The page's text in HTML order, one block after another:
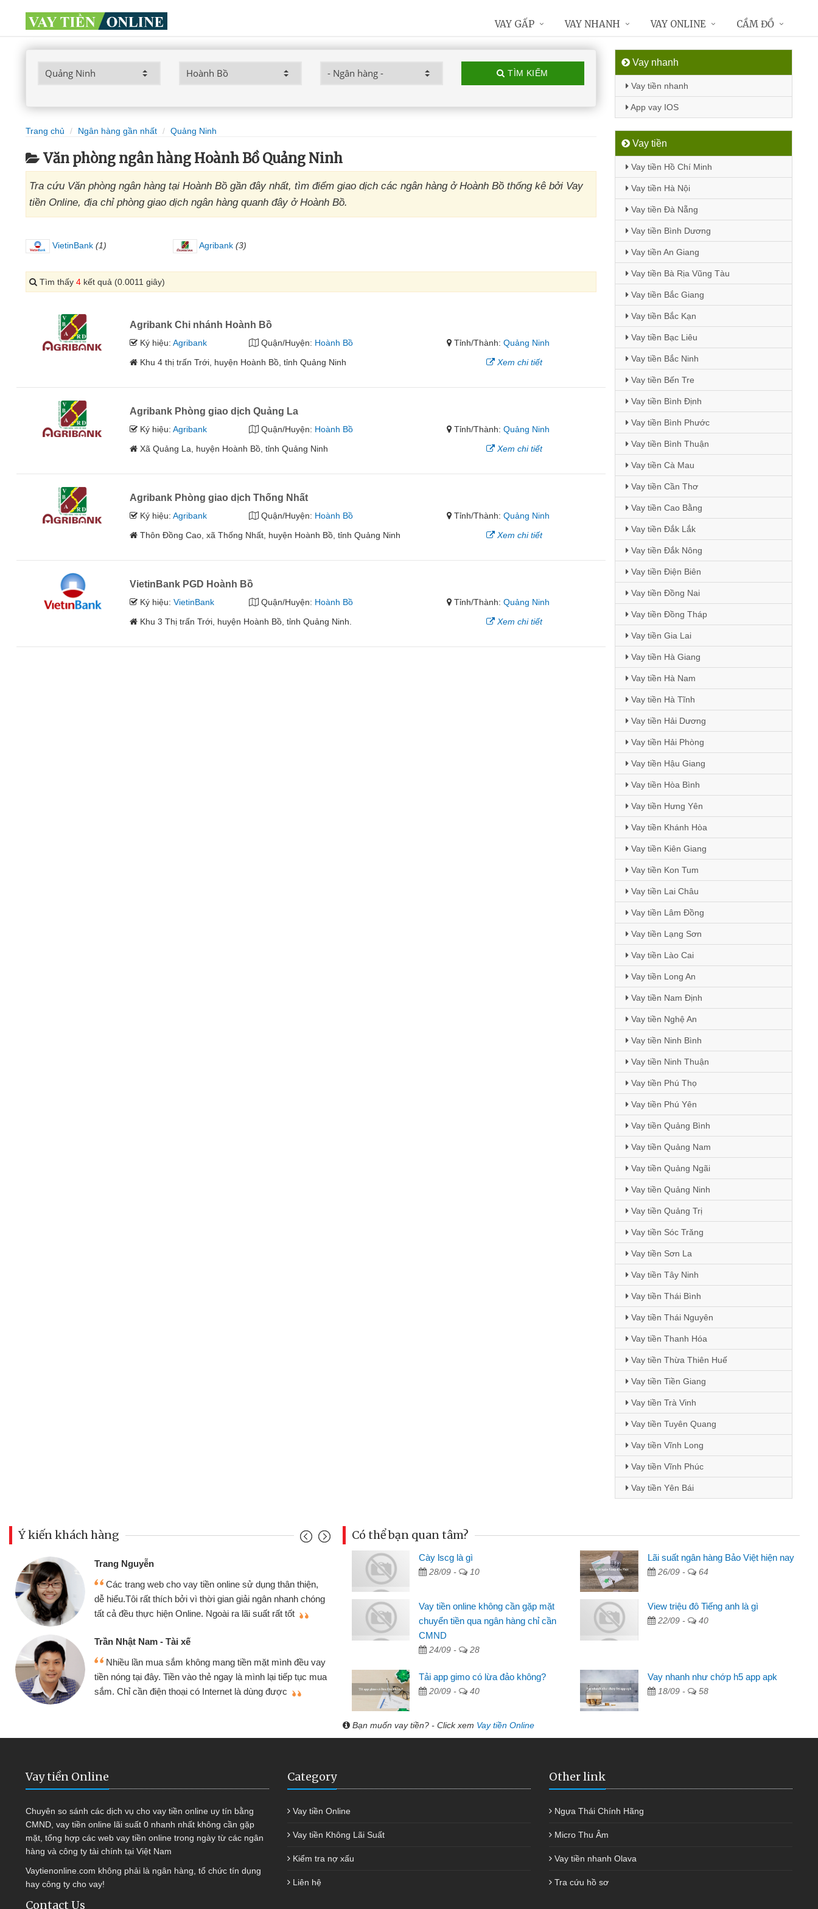
TÌM KIẾM
Trang chủ Ngân hàng gần nhất Quảng Ninh
Văn phòng ngân hàng Hoành Bồ Quảng Ninh
Tra cứu Văn phòng ngân hàng tại Hoành Bồ gần đây nhất, tìm điểm giao dịch các ngân hàng ở Hoành Bồ thống kê bởi Vay
tiền Online, địa chỉ phòng giao dịch ngân hàng quanh đây ở Hoành Bồ.
VietinBank (1) Agribank (3)
Tìm thấy 4 kết quả (0.0011 giây)
Agribank Chi nhánh Hoành Bồ
Ký hiệu:Agribank Quận/Huyện: Hoành Bồ Tỉnh/Thành:Quảng Ninh
Khu 4 thị trấn Trới, huyện Hoành Bồ, tỉnh Quảng Ninh
Xem chi tiết
Agribank Phòng giao dịch Quảng La
Ký hiệu:Agribank Quận/Huyện: Hoành Bồ Tỉnh/Thành:Quảng Ninh
Xã Quảng La, huyện Hoành Bồ, tỉnh Quảng Ninh
Xem chi tiết
Agribank Phòng giao dịch Thống Nhất
Ký hiệu:Agribank Quận/Huyện: Hoành Bồ Tỉnh/Thành:Quảng Ninh
Thôn Đồng Cao, xã Thống Nhất, huyện Hoành Bồ, tỉnh Quảng Ninh
Xem chi tiết
VietinBank PGD Hoành Bồ
Ký hiệu:VietinBank Quận/Huyện: Hoành Bồ Tỉnh/Thành:Quảng Ninh
Khu 3 Thị trấn Trới, huyện Hoành Bồ, tỉnh Quảng Ninh.
Xem chi tiết
Vay nhanh
Vay tiền nhanh
App vay IOS
Vay tiền
Vay tiền Hồ Chí Minh
Vay tiền Hà Nội
Vay tiền Đà Nẵng
Vay tiền Bình Dương
Vay tiền An Giang
Vay tiền Bà Rịa Vũng Tàu
Vay tiền Bắc Giang
Vay tiền Bắc Kạn
Vay tiền Bạc Liêu
Vay tiền Bắc Ninh
Vay tiền Bến Tre
Vay tiền Bình Định
Vay tiền Bình Phước
Vay tiền Bình Thuận
Vay tiền Cà Mau
Vay tiền Cần Thơ
Vay tiền Cao Bằng
Vay tiền Đắk Lắk
Vay tiền Đắk Nông
Vay tiền Điện Biên
Vay tiền Đồng Nai
Vay tiền Đồng Tháp
Vay tiền Gia Lai
Vay tiền Hà Giang
Vay tiền Hà Nam
Vay tiền Hà Tĩnh
Vay tiền Hải Dương
Vay tiền Hải Phòng
Vay tiền Hậu Giang
Vay tiền Hòa Bình
Vay tiền Hưng Yên
Vay tiền Khánh Hòa
Vay tiền Kiên Giang
Vay tiền Kon Tum
Vay tiền Lai Châu
Vay tiền Lâm Đồng
Vay tiền Lạng Sơn
Vay tiền Lào Cai
Vay tiền Long An
Vay tiền Nam Định
Vay tiền Nghệ An
Vay tiền Ninh Bình
Vay tiền Ninh Thuận
Vay tiền Phú Thọ
Vay tiền Phú Yên
Vay tiền Quảng Bình
Vay tiền Quảng Nam
Vay tiền Quảng Ngãi
Vay tiền Quảng Ninh
Vay tiền Quảng Trị
Vay tiền Sóc Trăng
Vay tiền Sơn La
Vay tiền Tây Ninh
Vay tiền Thái Bình
Vay tiền Thái Nguyên
Vay tiền Thanh Hóa
Vay tiền Thừa Thiên Huế
Vay tiền Tiền Giang
Vay tiền Trà Vinh
Vay tiền Tuyên Quang
Vay tiền Vĩnh Long
Vay tiền Vĩnh Phúc
Vay tiền Yên Bái
VAY GẤP VAY NHANH VAY ONLINE CẦM ĐỒ
Ý kiến khách hàng
tiền online sử dụng thân thiện,
thời gian giải ngân nhanh chóng
Ngoài ra lãi suất rất tốt
mang tiền mặt mình đều vay
thẻ ngay là mình lại tiếp tục mua
có Internet là dùng được
Mình cần tiền gấp nên định cầm cố chiếc xe wave
nhưng thật may đã có gói vay tiền bằng CMND online
không cần gặp mặt nên rất tiện lợi, sẽ giới thiệu cho bạn
Tôi kinh doanh buôn bán nhỏ lẻ nhiều lúc cần vốn nhập
hàng, nhờ biết đến website qua bạn bè giới thiệu tôi đã giải
quyết được công việc của mình nhanh chóng
Mai Lan - Sinh viên
Tôi biết đến thông qua quảng cáo trên facebook. Tôi là
sinh viên nên cần đóng tiền nhà, sinh nhật bạn bè, mà đọc
thấy thủ tục nhanh gọn nên tôi quyết định vay
Lâm Minh Chánh
cần có 2 triệu để giải quyết việc riêng, trong 1-2 ngày tôi trả
được thôi. Cảm ơn đã giúp tôi kịp thời và nhanh chóng
Có thể bạn quan tâm?
Cày lscg là gì
28/09 - 10
Lãi suất ngân hàng Bảo Việt hiện nay
26/09 - 64
Vay tiền online không cần gặp mặt
chuyển tiền qua ngân hàng chỉ cần
CMND
24/09 - 28
View triệu đô Tiếng anh là gì
22/09 - 40
Tải app gimo có lừa đảo không?
20/09 - 40
Vay nhanh như chớp h5 app apk
18/09 - 58
Bạn muốn vay tiền? - Click xem Vay tiền Online
Vay tiền Online
Chuyên so sánh các dịch vụ cho vay tiền online uy tín bằng
CMND, vay tiền online lãi suất 0 nhanh nhất không cần gặp
mặt, tổng hợp các web vay tiền online trong ngày từ các ngân
hàng và công ty tài chính tại Việt Nam
Vaytienonline.com không phải là ngân hàng, tổ chức tín dụng
hay công ty cho vay!
Contact Us
Category
Vay tiền Online
Vay tiền Không Lãi Suất
Kiểm tra nợ xấu
Liên hệ
Other link
Ngựa Thái Chính Hãng
Micro Thu Âm
Vay tiền nhanh Olava
Tra cứu hồ sơ